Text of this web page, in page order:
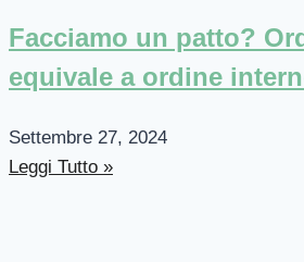
Facciamo un patto?
equivale a ordine
Settembre 27, 2024
Leggi Tutto »